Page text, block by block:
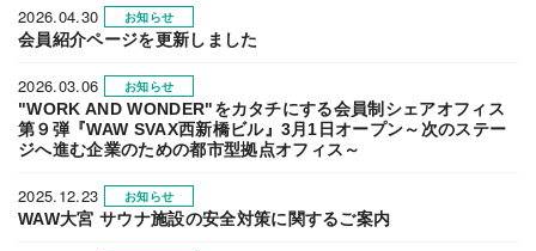
2026.04.30 お知らせ
会員紹介ページを更新しました
2026.03.06 お知らせ
"WORK AND WONDER"をカタチにする会員制シェアオフィス
第９弾『WAW SVAX西新橋ビル』3月1日オープン～次のステー
ジへ進む企業のための都市型拠点オフィス～
2025.12.23 お知らせ
WAW大宮 サウナ施設の安全対策に関するご案内